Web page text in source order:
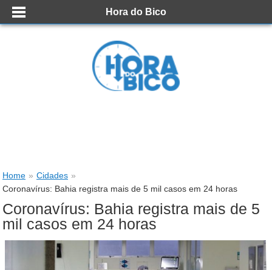
Hora do Bico
Home » Cidades »
Coronavírus: Bahia registra mais de 5 mil casos em 24 horas
Coronavírus: Bahia registra mais de 5
mil casos em 24 horas